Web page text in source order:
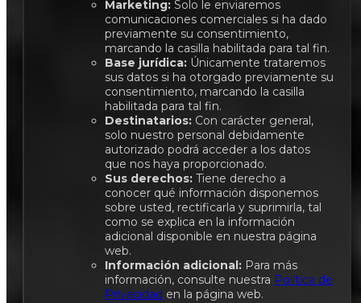
Marketing: Solo le enviaremos
comunicaciones comerciales si ha dado
previamente su consentimiento,
marcando la casilla habilitada para tal fin.
Base jurídica: Únicamente trataremos
sus datos si ha otorgado previamente su
consentimiento, marcando la casilla
habilitada para tal fin.
Destinatarios: Con carácter general,
solo nuestro personal debidamente
autorizado podrá acceder a los datos
que nos haya proporcionado.
Sus derechos: Tiene derecho a
conocer qué información disponemos
sobre usted, rectificarla y suprimirla, tal
como se explica en la información
adicional disponible en nuestra página
web.
Información adicional: Para más
información, consulte nuestra Política de
Privacidad en la página web.